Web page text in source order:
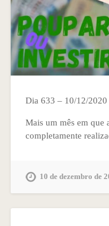
Dia 633 – 10/12/
Mais um mês em que
completamente
10 de dezembro de